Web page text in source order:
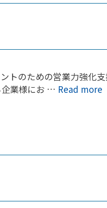
のための営業力強化支
企業様にお … Read more